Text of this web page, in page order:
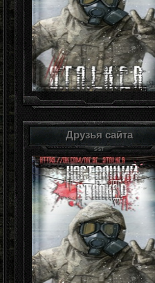
Друзья сайта